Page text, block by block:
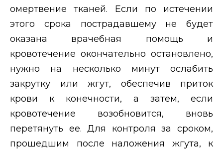
омертвение тканей. Если по истечении
этого срока пострадавшему не будет
оказана врачебная помощь и
кровотечение окончательно остановлено,
нужно на несколько минут ослабить
закрутку или жгут, обеспечив приток
крови к конечности, а затем, если
кровотечение возобновится, вновь
перетянуть ее. Для контроля за сроком,
прошедшим после наложения жгута, к